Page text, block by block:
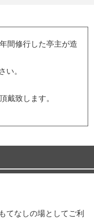
間修行した亭主が造
。
戴致します。
てなしの場としてご利